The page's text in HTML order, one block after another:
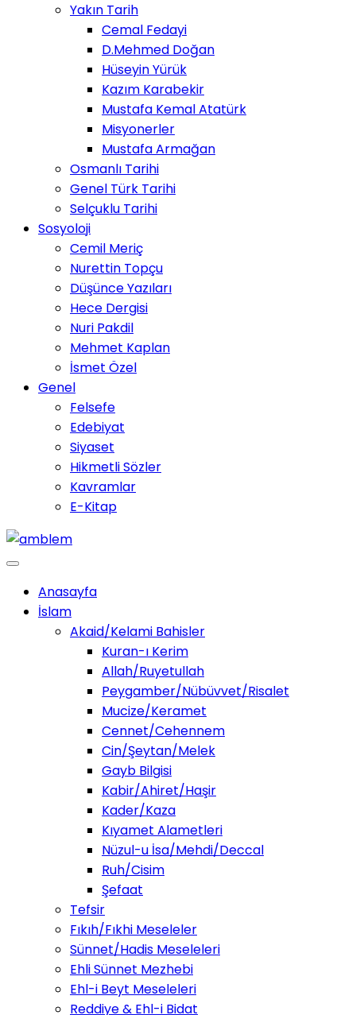
Yakın Tarih
Cemal Fedayi
D.Mehmed Doğan
Hüseyin Yürük
Kazım Karabekir
Mustafa Kemal Atatürk
Misyonerler
Mustafa Armağan
Osmanlı Tarihi
Genel Türk Tarihi
Selçuklu Tarihi
Sosyoloji
Cemil Meriç
Nurettin Topçu
Düşünce Yazıları
Hece Dergisi
Nuri Pakdil
Mehmet Kaplan
İsmet Özel
Genel
Felsefe
Edebiyat
Siyaset
Hikmetli Sözler
Kavramlar
E-Kitap
Anasayfa
İslam
Akaid/Kelami Bahisler
Kuran-ı Kerim
Allah/Ruyetullah
Peygamber/Nübüvvet/Risalet
Mucize/Keramet
Cennet/Cehennem
Cin/Şeytan/Melek
Gayb Bilgisi
Kabir/Ahiret/Haşir
Kader/Kaza
Kıyamet Alametleri
Nüzul-u İsa/Mehdi/Deccal
Ruh/Cisim
Şefaat
Tefsir
Fıkıh/Fıkhi Meseleler
Sünnet/Hadis Meseleleri
Ehli Sünnet Mezhebi
Ehl-i Beyt Meseleleri
Reddiye & Ehl-i Bidat